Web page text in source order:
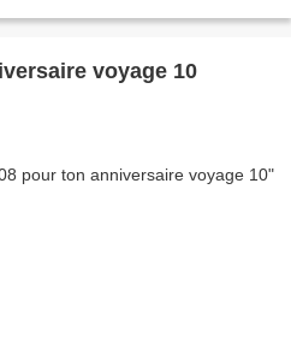
voyage 10